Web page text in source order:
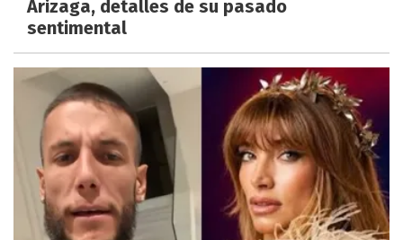
Arizaga, detalles de su pasado
sentimental